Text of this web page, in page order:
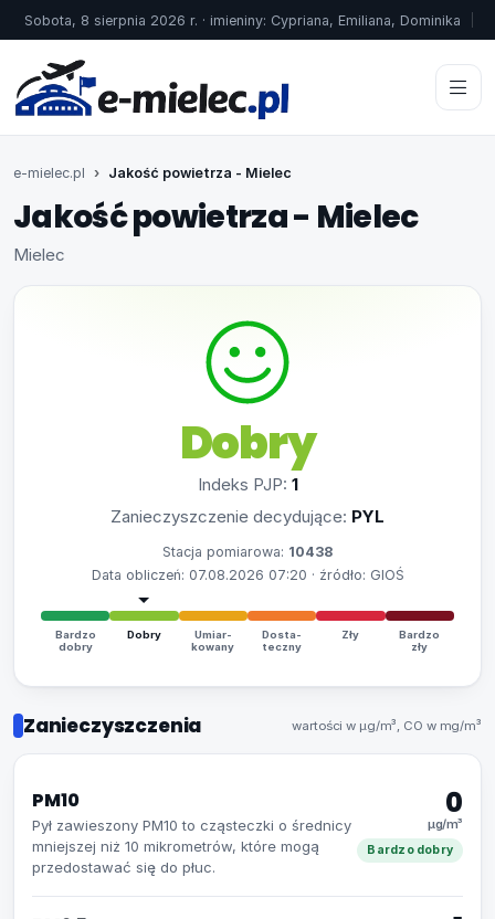
Sobota, 8 sierpnia 2026 r. · imieniny: Cypriana, Emiliana, Dominika
e-mielec.pl Jakość powietrza - Mielec
Jakość powietrza - Mielec
Mielec
Dobry
Indeks PJP: 1
Zanieczyszczenie decydujące: PYL
Stacja pomiarowa: 10438
Data obliczeń: 07.08.2026 07:20 · źródło: GIOŚ
Bardzo
dobry
Dobry
Umiar-
kowany
Dosta-
teczny
Zły
Bardzo
zły
Zanieczyszczenia wartości w µg/m³, CO w mg/m³
PM10
Pył zawieszony PM10 to cząsteczki o średnicy
mniejszej niż 10 mikrometrów, które mogą
przedostawać się do płuc.
0
µg/m³
Bardzo dobry